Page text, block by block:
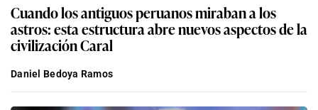
Cuando los antiguos peruanos miraban a los
astros: esta estructura abre nuevos aspectos de la
civilización Caral
Daniel Bedoya Ramos